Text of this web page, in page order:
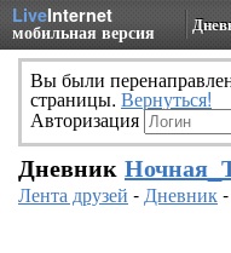
LiveInternet
мобильная версия
Вы были
страницы. Вернуться!
Авторизация
Дневник
Лента друзей -Дневник-